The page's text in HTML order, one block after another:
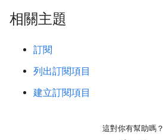
相關主題
訂閱
列出訂閱項目
建立訂閱項目
這對你有幫助嗎？